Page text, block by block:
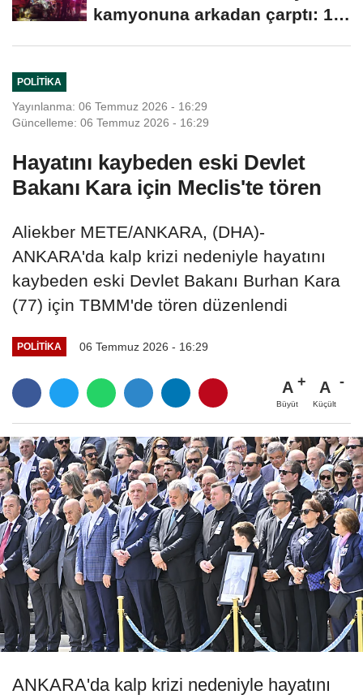
kamyonuna arkadan çarptı: 1
POLITIKA
Yayınlanma: 06 Temmuz 2026 - 16:29
Güncelleme: 06 Temmuz 2026 - 16:29
Hayatını kaybeden eski Devlet
Bakanı Kara için Meclis'te tören
Aliekber METE/ANKARA, (DHA)-
ANKARA'da kalp krizi nedeniyle hayatını
kaybeden eski Devlet Bakanı Burhan Kara
(77) için TBMM'de tören düzenlendi
POLITIKA 06 Temmuz 2026 - 16:29
A
Büyüt
A
Küçült
ANKARA'da kalp krizi nedeniyle hayatını